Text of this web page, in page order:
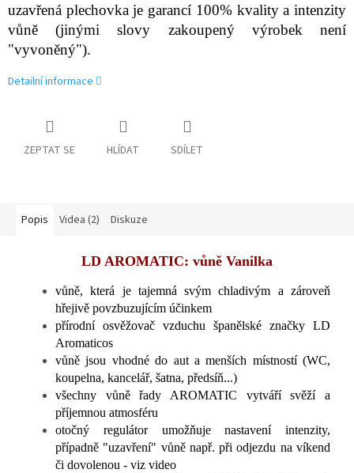
uzavřená plechovka je garancí 100% kvality a intenzity
vůně (jinými slovy zakoupený výrobek není
"vyvoněný").
Detailní informace
ZEPTAT SE HLÍDAT SDÍLET
Popis Videa (2) Diskuze
LD AROMATIC: vůně Vanilka
vůně, která je tajemná svým chladivým a zároveň
hřejivě povzbuzujícím účinkem
přírodní osvěžovač vzduchu španělské značky LD
Aromaticos
vůně jsou vhodné do aut a menších místností (WC,
koupelna, kancelář, šatna, předsíň...)
všechny vůně řady AROMATIC vytváří svěží a
příjemnou atmosféru
otočný regulátor umožňuje nastavení intenzity,
případně "uzavření" vůně např. při odjezdu na víkend
či dovolenou - viz video